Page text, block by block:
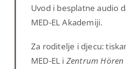
Uvod i besplatne audio
MED-EL Akademiji.
Za roditelje i djecu:
MED-EL i Zentrum Hören